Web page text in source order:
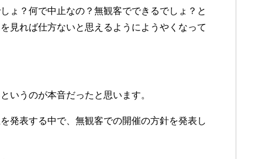
ょ？何で中止なの？無観客でできるでしょ？と
見れば仕方ないと思えるようにようやくなって
いうのが本音だったと思います。
発表する中で、無観客での開催の方針を発表し